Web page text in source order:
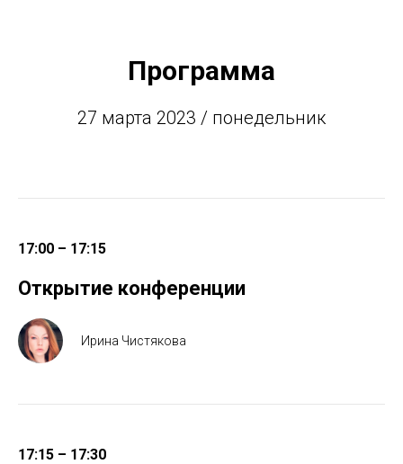
Программа
27 марта 2023 / понедельник
17:00 – 17:15
Открытие конференции
Ирина Чистякова
17:15 – 17:30